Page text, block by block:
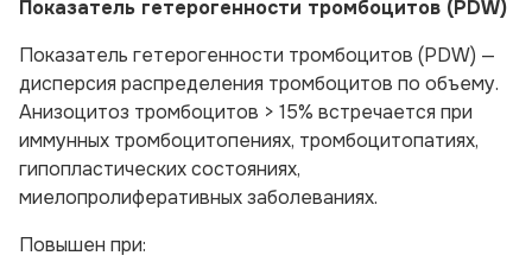
Показатель гетерогенности тромбоцитов (PDW)
Показатель гетерогенности тромбоцитов (PDW) —
дисперсия распределения тромбоцитов по объему.
Анизоцитоз тромбоцитов > 15% встречается при
иммунных тромбоцитопениях, тромбоцитопатиях,
гипопластических состояниях,
миелопролиферативных заболеваниях.
Повышен при: